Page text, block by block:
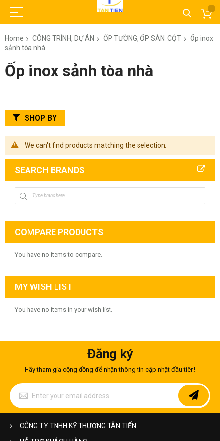
Home CÔNG TRÌNH, DỰ ÁN ỐP TƯỜNG, ỐP SÀN, CỘT
Ốp inox
sảnh tòa nhà
Ốp inox sảnh tòa nhà
We can't find products matching the selection.
SHOP BY
SEARCH BRANDS
COMPARE PRODUCTS
You have no items to compare.
MY WISH LIST
You have no items in your wish list.
Đăng ký
Hãy tham gia cộng đồng để nhận thông tin cập nhật đầu tiên!
Sign
Up
for
Our
Newsletter:
CÔNG TY TNHH KỸ THƯƠNG TÂN TIẾN